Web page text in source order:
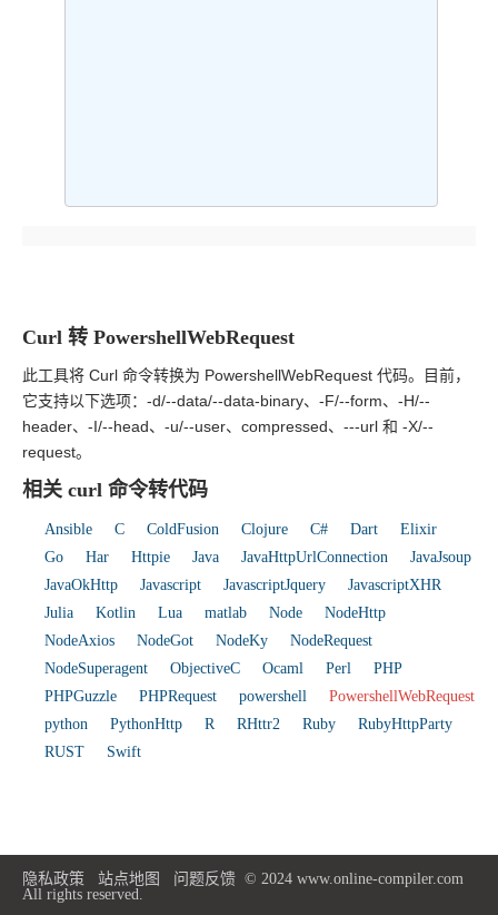
Curl 转 PowershellWebRequest
此工具将 Curl 命令转换为 PowershellWebRequest 代码。目前，
它支持以下选项：-d/--data/--data-binary、-F/--form、-H/--
header、-I/--head、-u/--user、compressed、---url 和 -X/--
request。
相关 curl 命令转代码
Ansible C ColdFusion Clojure C# Dart
Elixir
Go
Har Httpie Java JavaHttpUrlConnection
JavaJsoup
JavaOkHttp
Javascript JavascriptJquery
JavascriptXHR
Julia
Kotlin Lua matlab Node
NodeHttp
NodeAxios
NodeGot NodeKy
NodeRequest
NodeSuperagent
ObjectiveC Ocaml Perl
PHP
PHPGuzzle
PHPRequest powershell
PowershellWebRequest
python
PythonHttp R RHttr2 Ruby
RubyHttpParty
RUST
Swift
隐私政策 站点地图 问题反馈 © 2024 www.online-compiler.com
All rights reserved.